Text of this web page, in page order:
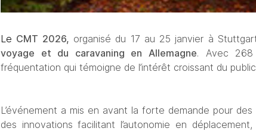
Le CMT 2026, organisé du 17 au 25 janvier à
voyage et du caravaning en Allemagne. Avec 268
fréquentation qui témoigne de l’intérêt croissant du
L’événement a mis en avant la forte demande pour
des innovations facilitant l’autonomie en